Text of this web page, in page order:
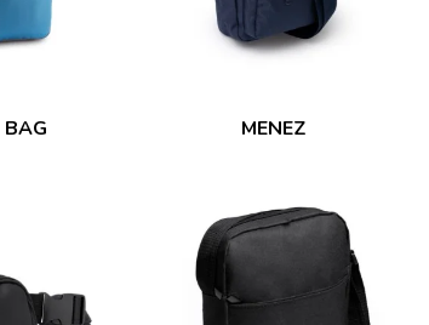
BAG MENEZ